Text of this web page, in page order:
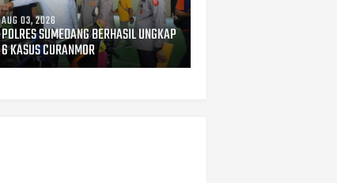
AUG 03, 2026
POLRES SUMEDANG BERHASIL UNGKAP
6 KASUS CURANMOR